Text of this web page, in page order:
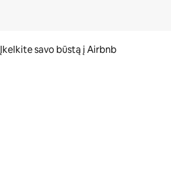
Įkelkite savo būstą į Airbnb